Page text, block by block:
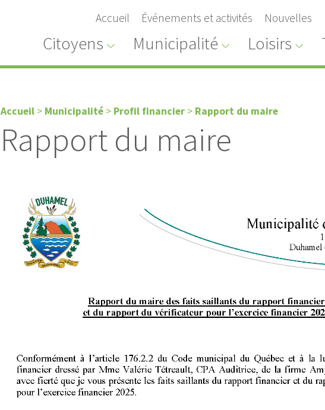
Accueil Événements et activités Nouvelles
Citoyens Municipalité Loisirs
Accueil > Municipalité > Profil financier > Rapport du maire
Rapport du maire